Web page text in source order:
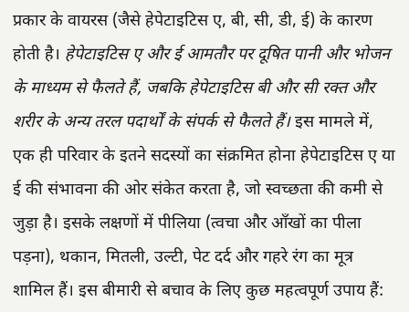
प्रकार के वायरस (जैसे हेपेटाइटिस ए, बी, सी, डी, ई) के कारण
होती है। हेपेटाइटिस ए और ई आमतौर पर दूषित पानी और भोजन
के माध्यम से फैलते हैं, जबकि हेपेटाइटिस बी और सी रक्त और
शरीर के अन्य तरल पदार्थों के संपर्क से फैलते हैं।इस मामले में,
एक ही परिवार के इतने सदस्यों का संक्रमित होना हेपेटाइटिस ए या
ई की संभावना की ओर संकेत करता है, जो स्वच्छता की कमी से
जुड़ा है। इसके लक्षणों में पीलिया (त्वचा और आँखों का पीला
पड़ना), थकान, मितली, उल्टी, पेट दर्द और गहरे रंग का मूत्र
शामिल हैं। इस बीमारी से बचाव के लिए कुछ महत्वपूर्ण उपाय हैं: